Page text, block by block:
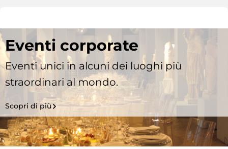
Eventi corporate
Eventi unici in alcuni dei luoghi più
straordinari al mondo.
Scopri di più